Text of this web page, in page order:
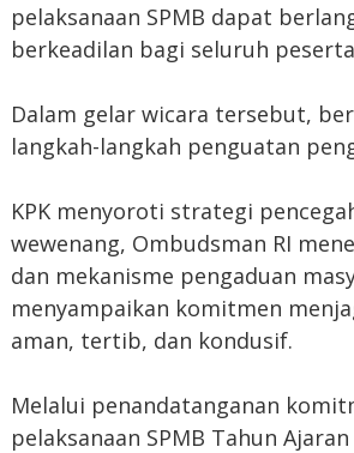
pelaksanaan SPMB dapat
berkeadilan bagi seluruh
Dalam gelar wicara tersebut,
langkah-langkah penguatan
KPK menyoroti strategi
wewenang, Ombudsman RI
dan mekanisme pengaduan
menyampaikan komitmen
aman, tertib, dan kondusif.
Melalui penandatanganan
pelaksanaan SPMB Tahun